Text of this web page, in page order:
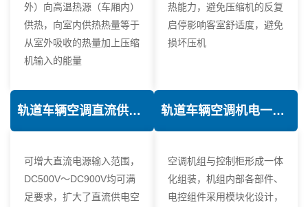
外）向高温热源（车厢内）
供热，向室内供热热量等于
从室外吸收的热量加上压缩
机输入的能量
热能力，避免压缩机的反复
启停影响客室舒适度，避免
损坏压机
轨道车辆空调直流供电技术
可增大直流电源输入范围，
DC500V～DC900V均可满
足要求，扩大了直流供电空
轨道车辆空调机电一体化技术
空调机组与控制柜形成一体
化组装，机组内部各部件、
电控组件采用模块化设计，